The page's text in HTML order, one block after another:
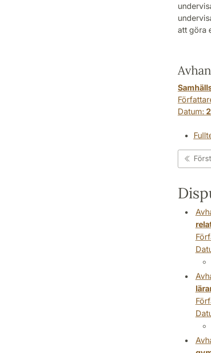
att göra
Datum: